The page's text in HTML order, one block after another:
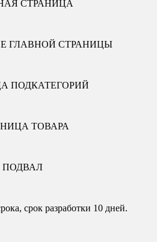
СТРАНИЦА
ГЛАВНОЙ СТРАНИЦЫ
ПОДКАТЕГОРИЙ
ТОВАРА
ПОДВАЛ
срок разработки 10 дней.